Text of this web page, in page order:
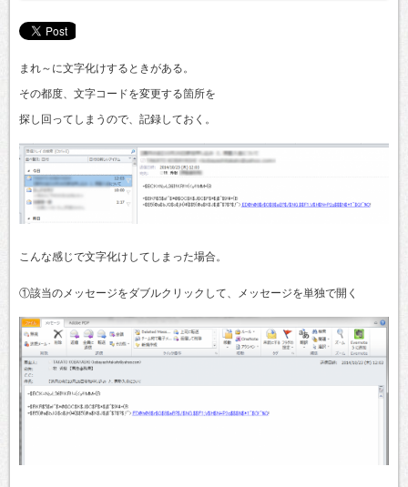
まれ～に文字化けするときがある。
その都度、文字コードを変更する箇所を
探し回ってしまうので、記録しておく。
こんな感じで文字化けしてしまった場合。
①該当のメッセージをダブルクリックして、メッセージを単独で開く